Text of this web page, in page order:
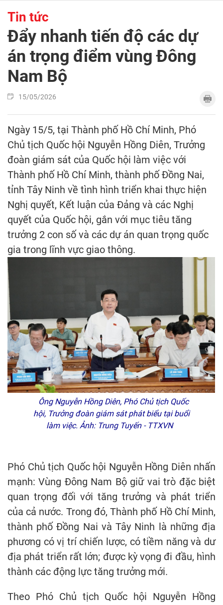
Tin tức
Đẩy nhanh tiến độ các dự
án trọng điểm vùng Đông
Nam Bộ
15/05/2026
Ngày 15/5, tại Thành phố Hồ Chí Minh, Phó
Chủ tịch Quốc hội Nguyễn Hồng Diên, Trưởng
đoàn giám sát của Quốc hội làm việc với
Thành phố Hồ Chí Minh, thành phố Đồng Nai,
tỉnh Tây Ninh về tình hình triển khai thực hiện
Nghị quyết, Kết luận của Đảng và các Nghị
quyết của Quốc hội, gắn với mục tiêu tăng
trưởng 2 con số và các dự án quan trọng quốc
gia trong lĩnh vực giao thông.
Ông Nguyễn Hồng Diên, Phó Chủ tịch Quốc
hội, Trưởng đoàn giám sát phát biểu tại buổi
làm việc. Ảnh: Trung Tuyến - TTXVN
Phó Chủ tịch Quốc hội Nguyễn Hồng Diên nhấn
mạnh: Vùng Đông Nam Bộ giữ vai trò đặc biệt
quan trọng đối với tăng trưởng và phát triển
của cả nước. Trong đó, Thành phố Hồ Chí Minh,
thành phố Đồng Nai và Tây Ninh là những địa
phương có vị trí chiến lược, có tiềm năng và dư
địa phát triển rất lớn; được kỳ vọng đi đầu, hình
thành các động lực tăng trưởng mới.
Theo Phó Chủ tịch Quốc hội Nguyễn Hồng